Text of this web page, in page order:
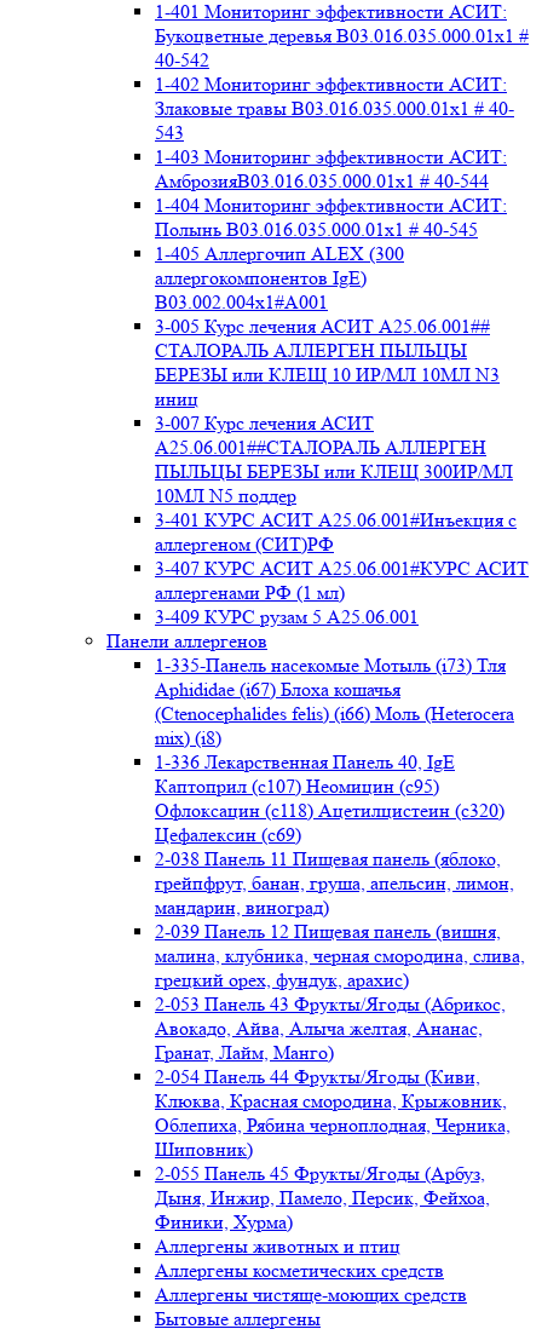
1-401 Мониторинг эффективности АСИТ:
Букоцветные деревья B03.016.035.000.01x1 #
40-542
1-402 Мониторинг эффективности АСИТ:
Злаковые травы B03.016.035.000.01x1 # 40-
543
1-403 Мониторинг эффективности АСИТ:
АмброзияB03.016.035.000.01x1 # 40-544
1-404 Мониторинг эффективности АСИТ:
Полынь B03.016.035.000.01x1 # 40-545
1-405 Аллергочип ALEX (300
аллергокомпонентов IgE)
В03.002.004x1#А001
3-005 Курс лечения АСИТ А25.06.001##
СТАЛОРАЛЬ АЛЛЕРГЕН ПЫЛЬЦЫ
БЕРЕЗЫ или КЛЕЩ 10 ИР/МЛ 10МЛ N3
иниц
3-007 Курс лечения АСИТ
А25.06.001##СТАЛОРАЛЬ АЛЛЕРГЕН
ПЫЛЬЦЫ БЕРЕЗЫ или КЛЕЩ 300ИР/МЛ
10МЛ N5 поддер
3-401 КУРС АСИТ А25.06.001#Инъекция с
аллергеном (СИТ)РФ
3-407 КУРС АСИТ А25.06.001#КУРС АСИТ
аллергенами РФ (1 мл)
3-409 КУРС рузам 5 А25.06.001
Панели аллергенов
1-335-Панель насекомые Мотыль (i73) Тля
Aphididae (i67) Блоха кошачья
(Ctenocephalides felis) (i66) Моль (Heterocera
mix) (i8)
1-336 Лекарственная Панель 40, IgE
Каптоприл (с107) Неомицин (c95)
Офлоксацин (с118) Ацетилцистеин (с320)
Цефалексин (с69)
2-038 Панель 11 Пищевая панель (яблоко,
грейпфрут, банан, груша, апельсин, лимон,
мандарин, виноград)
2-039 Панель 12 Пищевая панель (вишня,
малина, клубника, черная смородина, слива,
грецкий орех, фундук, арахис)
2-053 Панель 43 Фрукты/Ягоды (Абрикос,
Авокадо, Айва, Алыча желтая, Ананас,
Гранат, Лайм, Манго)
2-054 Панель 44 Фрукты/Ягоды (Киви,
Клюква, Красная смородина, Крыжовник,
Облепиха, Рябина черноплодная, Черника,
Шиповник)
2-055 Панель 45 Фрукты/Ягоды (Арбуз,
Дыня, Инжир, Памело, Персик, Фейхоа,
Финики, Хурма)
Аллергены животных и птиц
Аллергены косметических средств
Аллергены чистяще-моющих средств
Бытовые аллергены